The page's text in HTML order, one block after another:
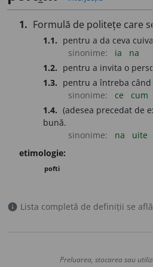
1. Formulă de politețe care
1.1. pentru a da ceva
sinonime:
ia
na
1.2. pentru a invita o
1.3. pentru a întreba când
sinonime:
ce cum
1.4. (adesea precedat de
bună.
sinonime:
na
uite
etimologie:
pofti
info Lista completă de definiții se
Preluarea, stocarea sau